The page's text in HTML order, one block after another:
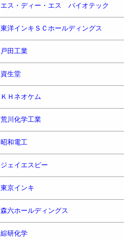
エス・ディー・エス バイオテック
東洋インキＳＣホールディングス
戸田工業
資生堂
ＫＨネオケム
荒川化学工業
昭和電工
ジェイエスピー
東京インキ
森六ホールディングス
綜研化学